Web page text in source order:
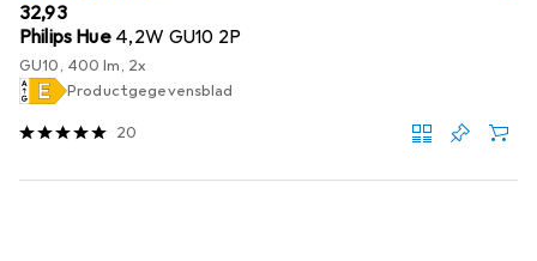
EUR
32,93
Philips Hue 4,2W GU10 2P
GU10, 400 lm, 2x
Productgegevensblad
20